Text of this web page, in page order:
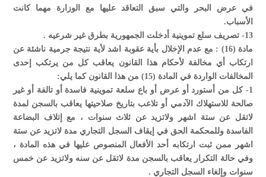
في عرض البحر والتي سبق التعاقد عليها مع الوزارة مهما كانت
الأسباب.
13- تصريف سلع تموينية أدخلت الجمهورية بطرق غير شرعيه .
مادة (16) : مع عدم الإخلال بأية عقوبة اشد لأية نتيجة جرمية ناشئة عن
ارتكاب أي مخالفة لأحكام هذا القانون يعاقب كل من يرتكب إحدى
المخالفات الواردة في المادة (15) من هذا القانون كما يلي:
1- كل من أستورد أو عرض أو باع سلعة تموينية فاسدة أو تالفة أو غير
صالحة للاستهلاك الآدمي أو تلاعب بتاريخ صلاحيتها يعاقب بالسجن لمدة
لاتقل عن ستة اشهر ولاتزيد عن ثلاث سنوات ، مع إتلاف البضاعة
الفاسدة وللمحكمة الحق في إيقاف السجل التجاري مدة لاتزيد عن ستة
اشهر ممن ثبت ارتكابه أحد الأفعال المنصوص عليها في هذه المادة ،
وفي حالة التكرار يعاقب بالسجن مدة لاتقل عن سنه ولاتزيد عن خمس
سنوات وإلغاء السجل التجاري .